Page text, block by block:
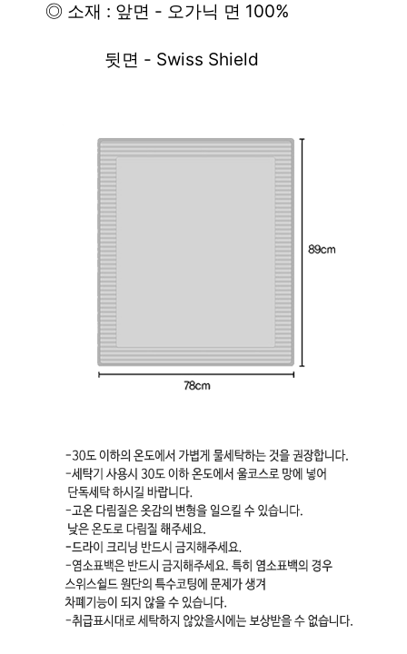
          ◎ 소재 : 앞면 - 오가닉 면 100%
                       뒷면 - Swiss Shield